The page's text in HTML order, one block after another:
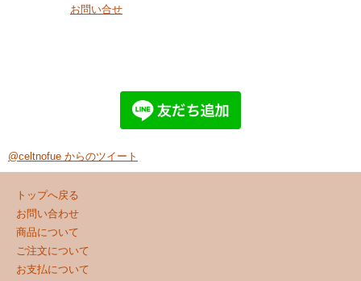
お問い合せ
@celtnofue からのツイート
トップへ戻る
お問い合わせ
商品について
ご注文について
お支払について